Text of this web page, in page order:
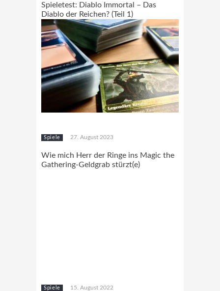
Spieletest: Diablo Immortal – Das
Diablo der Reichen? (Teil 1)
Spiele 27. August 2023
Wie mich Herr der Ringe ins Magic the
Gathering-Geldgrab stürzt(e)
Spiele 15. August 2022